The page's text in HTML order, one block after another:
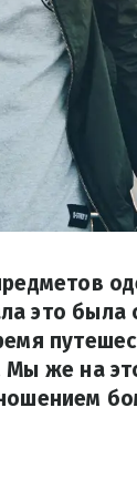
это была
же на